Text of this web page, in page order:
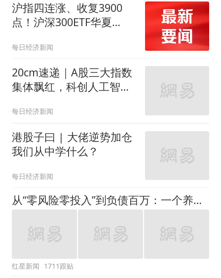
沪指四连涨、收复3900
点！沪深300ETF华夏
机构：8月是下半年最好
的配置窗口
每日经济新闻
20cm速递｜A股三大指数
集体飘红，科创人工智能
涨超1%
每日经济新闻
港股子曰 | 大佬逆势加仓
我们从中学什么？
每日经济新闻
从“零风险零投入”到负债百万：一个养牛项目崩盘后，谁该为农户的贷款买单丨红星调查
红星新闻 1711跟贴